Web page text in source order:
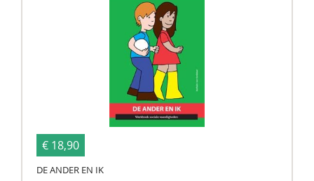
€ 18,90
DE ANDER EN IK